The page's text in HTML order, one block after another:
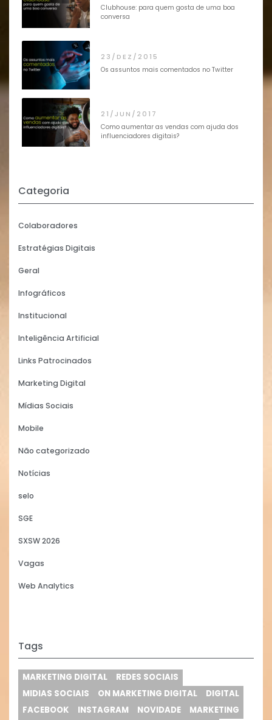
Clubhouse: para quem gosta de uma boa
conversa
23/DEZ/2015
Os assuntos mais comentados no Twitter
21/JUN/2017
Como aumentar as vendas com ajuda dos
influenciadores digitais?
Categoria
Colaboradores
Estratégias Digitais
Geral
Infográficos
Institucional
Inteligência Artificial
Links Patrocinados
Marketing Digital
Mídias Sociais
Mobile
Não categorizado
Notícias
selo
SGE
SXSW 2026
Vagas
Web Analytics
Tags
MARKETING DIGITAL
REDES SOCIAIS
MIDIAS SOCIAIS
ON MARKETING DIGITAL
DIGITAL
FACEBOOK
INSTAGRAM NOVIDADE
MARKETING